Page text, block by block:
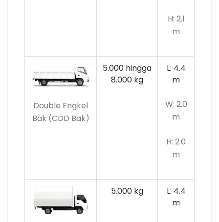
H: 2.1
m
Double Engkel
Bak (CDD Bak)
5.000 hingga
8.000 kg
L: 4.4
m
W: 2.0
m
H: 2.0
m
5.000 kg
L: 4.4
m